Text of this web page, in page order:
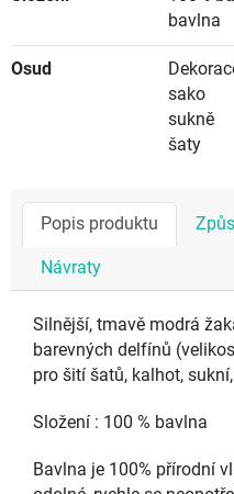
bavlna
Osud
sako
sukně
šaty
Popis produktu
Návraty
Silnější, tmavě modrá
barevných delfínů
pro šití šatů, kalhot,
Složení : 100 % bavlna
Bavlna je 100% přírodní